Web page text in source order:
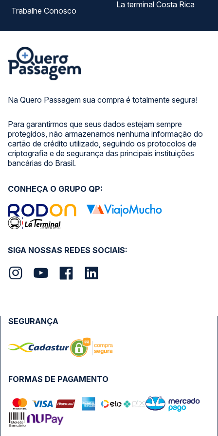
Na Quero Passagem sua compra é totalmente segura!
Para garantirmos que seus dados estejam sempre
protegidos, não armazenamos nenhuma informação do
cartão de crédito utilizado, seguindo os protocolos de
criptografia e de segurança das principais instituições
bancárias do Brasil.
Trabalhe Conosco
La terminal Costa Rica
SIGA NOSSAS REDES SOCIAIS:
CONHEÇA O GRUPO QP:
FORMAS DE PAGAMENTO
SEGURANÇA